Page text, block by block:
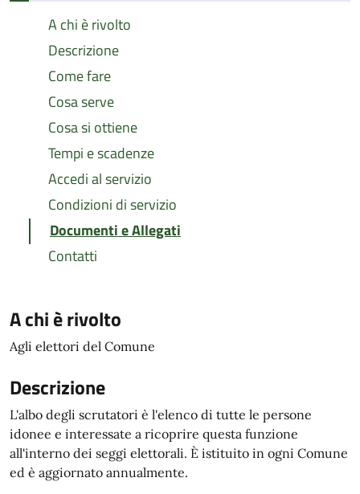
A chi è rivolto
Descrizione
Come fare
Cosa serve
Cosa si ottiene
Tempi e scadenze
Accedi al servizio
Condizioni di servizio
Documenti e Allegati
Contatti
A chi è rivolto
Agli elettori del Comune
Descrizione
L'albo degli scrutatori è l'elenco di tutte le persone
idonee e interessate a ricoprire questa funzione
all'interno dei seggi elettorali. È istituito in ogni Comune
ed è aggiornato annualmente.